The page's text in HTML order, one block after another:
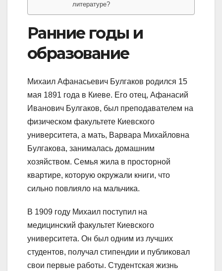
литературе?
Ранние годы и
образование
Михаил Афанасьевич Булгаков родился 15
мая 1891 года в Киеве. Его отец, Афанасий
Иванович Булгаков, был преподавателем на
физическом факультете Киевского
университета, а мать, Варвара Михайловна
Булгакова, занималась домашним
хозяйством. Семья жила в просторной
квартире, которую окружали книги, что
сильно повлияло на мальчика.
В 1909 году Михаил поступил на
медицинский факультет Киевского
университета. Он был одним из лучших
студентов, получал стипендии и публиковал
свои первые работы. Студентская жизнь